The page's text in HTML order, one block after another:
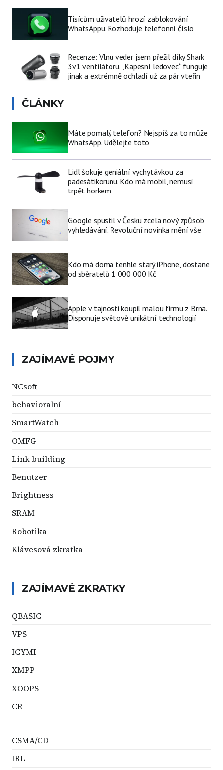
Tisícům uživatelů hrozí zablokování
WhatsAppu. Rozhoduje telefonní číslo
Recenze: Vlnu veder jsem přežil díky Shark
3v1 ventilátoru. „Kapesní ledovec“ funguje
jinak a extrémně ochladí už za pár vteřin
ČLÁNKY
Máte pomalý telefon? Nejspíš za to může
WhatsApp. Udělejte toto
Lidl šokuje geniální vychytávkou za
padesátikorunu. Kdo má mobil, nemusí
trpět horkem
Google spustil v Česku zcela nový způsob
vyhledávání. Revoluční novinka mění vše
Kdo má doma tenhle starý iPhone, dostane
od sběratelů 1 000 000 Kč
Apple v tajnosti koupil malou firmu z Brna.
Disponuje světově unikátní technologií
ZAJÍMAVÉ POJMY
NCsoft
behavioralní
SmartWatch
OMFG
Link building
Benutzer
Brightness
SRAM
Robotika
Klávesová zkratka
ZAJÍMAVÉ ZKRATKY
QBASIC
VPS
ICYMI
XMPP
XOOPS
CR
CSMA/CD
IRL